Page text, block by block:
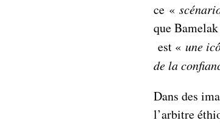
ce «
que
est « une
de la
Dans des
l’arbitre